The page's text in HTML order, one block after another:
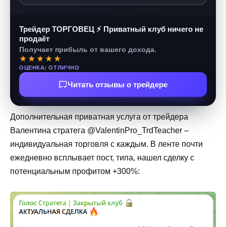
Трейдер ТОРГОВЕЦ ⚡ Приватный клуб ничего не
продаёт
Получает прибыль от вашего дохода.
★★★★★
ОЦЕНКА: ОТЛИЧНО
Читать отзывы о трейдере
Дополнительная приватная услуга от трейдера
Валентина стратега @ValentinPro_TrdTeacher –
индивидуальная торговля с каждым. В ленте почти
ежедневно всплывает пост, типа, нашел сделку с
потенциальным профитом +300%: